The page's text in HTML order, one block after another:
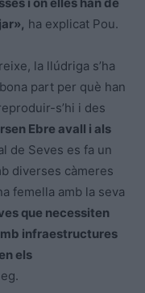
ha explicat Pou.
la llúdriga s’ha
part per què han
s’hi i des
Ebre avall i als
de Seves es fa un
diverses càmeres
femella amb la seva
que necessiten
infraestructures
els